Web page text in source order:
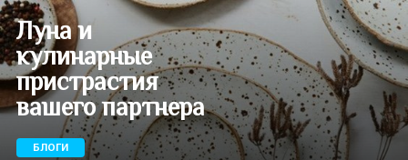
Луна и
кулинарные
пристрастия
вашего партнера
БЛОГИ